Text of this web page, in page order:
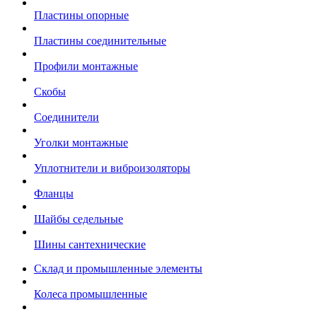
Пластины опорные
Пластины соединительные
Профили монтажные
Скобы
Соединители
Уголки монтажные
Уплотнители и виброизоляторы
Фланцы
Шайбы седельные
Шины сантехнические
Склад и промышленные элементы
Колеса промышленные